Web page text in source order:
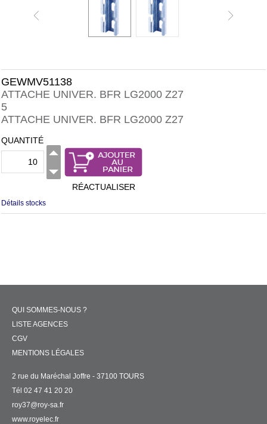
GEWMV51138
ATTACHE UNIVER. BFR LG2000 Z27
5
ATTACHE UNIVER. BFR LG2000 Z27
QUANTITÉ
RÉACTUALISER
Détails stocks
QUI SOMMES-NOUS ?
LISTE AGENCES
CGV
MENTIONS LÉGALES
2 rue du Maréchal Joffre - 37100 TOURS
Tél 02 47 41 20 20
roy37@roy-sa.fr
www.royelec.fr